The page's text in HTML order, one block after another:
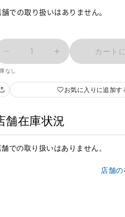
での取り扱いはありません。
1 カート
なし
お気に入りに追加す
舗在庫状況
での取り扱いはありません。
店舗